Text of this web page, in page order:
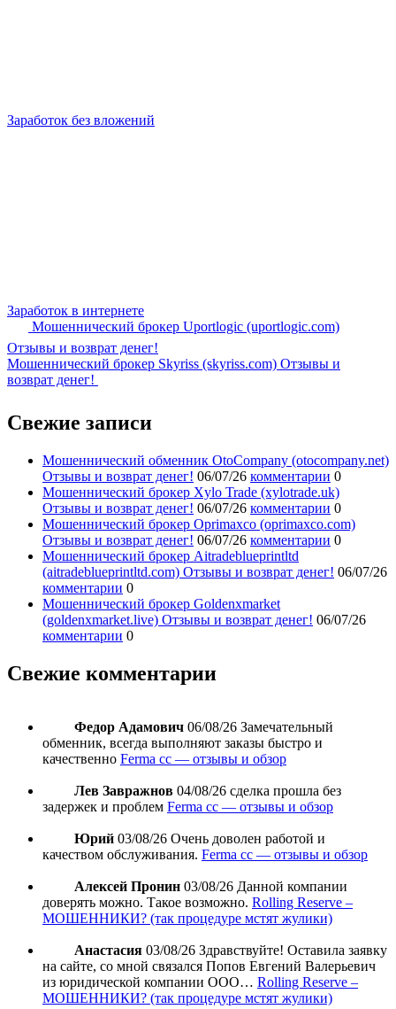
Заработок без вложений
Заработок в интернете
Мошеннический брокер Uportlogic (uportlogic.com)
Отзывы и возврат денег!
Мошеннический брокер Skyriss (skyriss.com) Отзывы и
возврат денег!
Свежие записи
Мошеннический обменник OtoCompany (otocompany.net)
Отзывы и возврат денег! 06/07/26 комментарии 0
Мошеннический брокер Xylo Trade (xylotrade.uk)
Отзывы и возврат денег! 06/07/26 комментарии 0
Мошеннический брокер Oprimaxco (oprimaxco.com)
Отзывы и возврат денег! 06/07/26 комментарии 0
Мошеннический брокер Aitradeblueprintltd
(aitradeblueprintltd.com) Отзывы и возврат денег! 06/07/26
комментарии 0
Мошеннический брокер Goldenxmarket
(goldenxmarket.live) Отзывы и возврат денег! 06/07/26
комментарии 0
Свежие комментарии
Федор Адамович 06/08/26 Замечательный
обменник, всегда выполняют заказы быстро и
качественно Ferma cc — отзывы и обзор
Лев Завражнов 04/08/26 сделка прошла без
задержек и проблем Ferma cc — отзывы и обзор
Юрий 03/08/26 Очень доволен работой и
качеством обслуживания. Ferma cc — отзывы и обзор
Алексей Пронин 03/08/26 Данной компании
доверять можно. Такое возможно. Rolling Reserve –
МОШЕННИКИ? (так процедуре мстят жулики)
Анастасия 03/08/26 Здравствуйте! Оставила заявку
на сайте, со мной связался Попов Евгений Валерьевич
из юридической компании ООО… Rolling Reserve –
МОШЕННИКИ? (так процедуре мстят жулики)